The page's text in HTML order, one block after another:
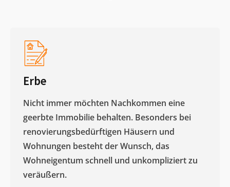
Erbe
Nicht immer möchten Nachkommen eine
geerbte Immobilie behalten. Besonders bei
renovierungsbedürftigen Häusern und
Wohnungen besteht der Wunsch, das
Wohneigentum schnell und unkompliziert zu
veräußern. ​